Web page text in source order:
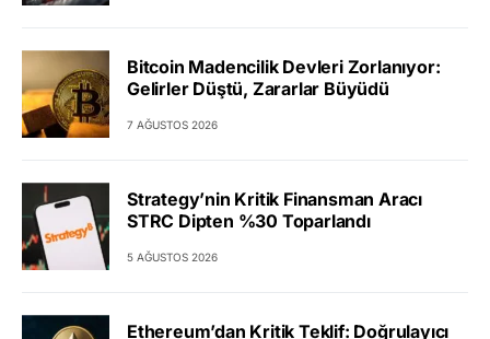
Bitcoin Madencilik Devleri Zorlanıyor:
Gelirler Düştü, Zararlar Büyüdü
7 AĞUSTOS 2026
Strategy’nin Kritik Finansman Aracı
STRC Dipten %30 Toparlandı
5 AĞUSTOS 2026
Ethereum’dan Kritik Teklif: Doğrulayıcı